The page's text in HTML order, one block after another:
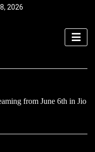
2026
from June 6th in Jio